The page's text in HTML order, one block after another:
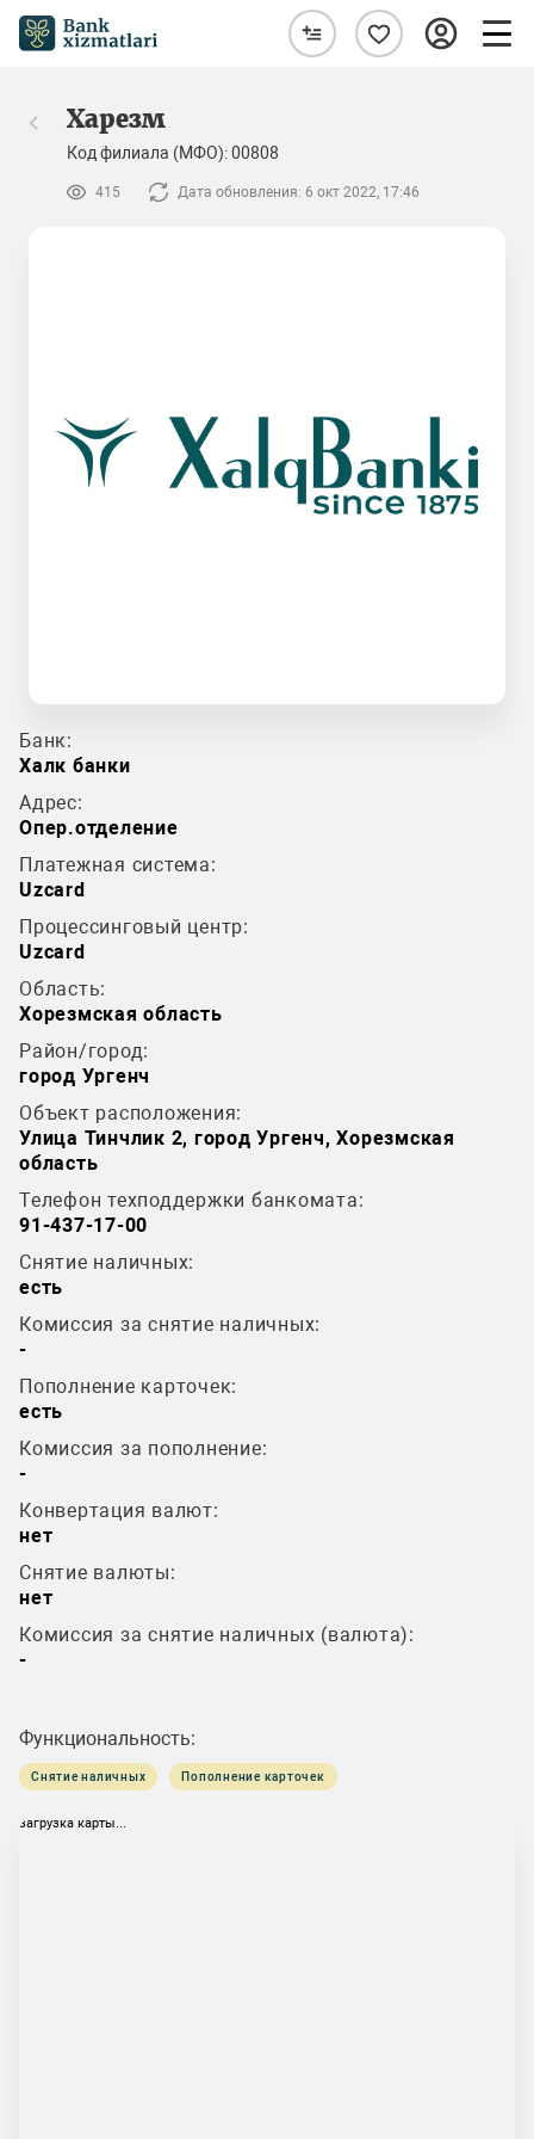
Харезм
Код филиала (МФО): 00808
415 Дата обновления: 6 окт 2022, 17:46
Банк:
Халк банки
Адрес:
Опер.отделение
Платежная система:
Uzcard
Процессинговый центр:
Uzcard
Область:
Хорезмская область
Район/город:
город Ургенч
Объект расположения:
Улица Тинчлик 2, город Ургенч, Хорезмская
область
Телефон техподдержки банкомата:
91-437-17-00
Снятие наличных:
есть
Комиссия за снятие наличных:
-
Пополнение карточек:
есть
Комиссия за пополнение:
-
Конвертация валют:
нет
Снятие валюты:
нет
Комиссия за снятие наличных (валюта):
-
Функциональность:
Снятие наличных Пополнение карточек
загрузка карты...